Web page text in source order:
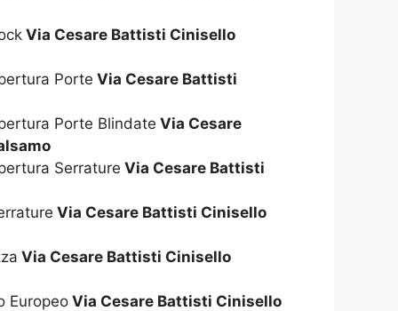
Via Cesare Battisti Cinisello
Porte Via Cesare Battisti
Porte Blindate Via Cesare
Serrature Via Cesare Battisti
Via Cesare Battisti Cinisello
Via Cesare Battisti Cinisello
Europeo Via Cesare Battisti Cinisello